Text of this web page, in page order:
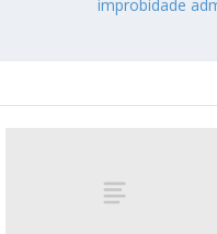
improbidade